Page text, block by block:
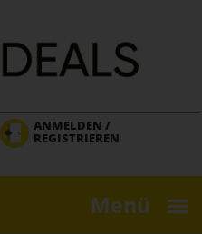
ANMELDEN /
REGISTRIEREN
Menü